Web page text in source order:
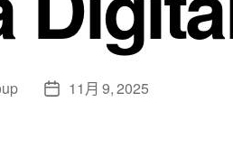
11月 9, 2025